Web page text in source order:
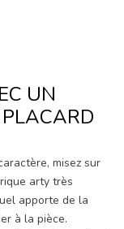
UN
misez sur
arty très
apporte de la
à la pièce.